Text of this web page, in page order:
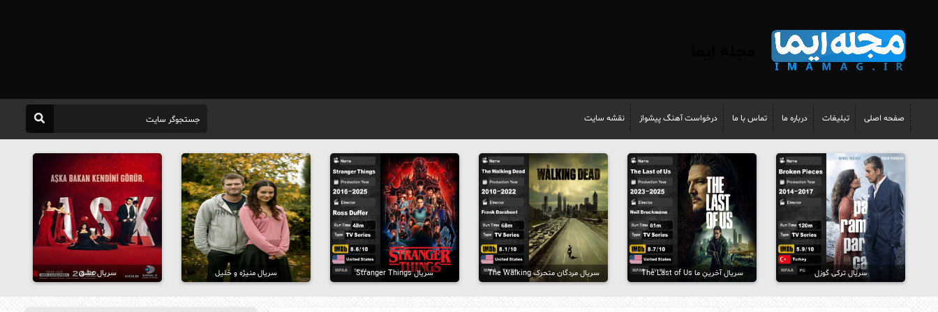
صفحه اصلی تبلیغات درباره ما تماس با ما درخواست آهنگ پیشواز نقشه سایت
سریال ترکی گوزل سریال آخرینِ ما The Last of Us
سریال مردگان متحرک The Walking
Dead
سریال Stranger Things سریال منیژه و خلیل سریال عشق